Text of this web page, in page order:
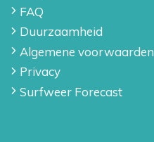
FAQ
Duurzaamheid
Algemene voorwaarden
Privacy
Surfweer Forecast